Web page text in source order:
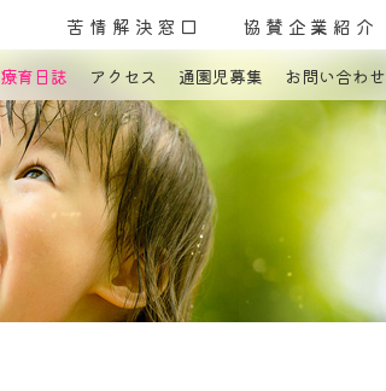
苦情解決窓口 協賛企業紹介
療育日誌 アクセス 通園児募集 お問い合わせ
よくある質問
お問い合わせ